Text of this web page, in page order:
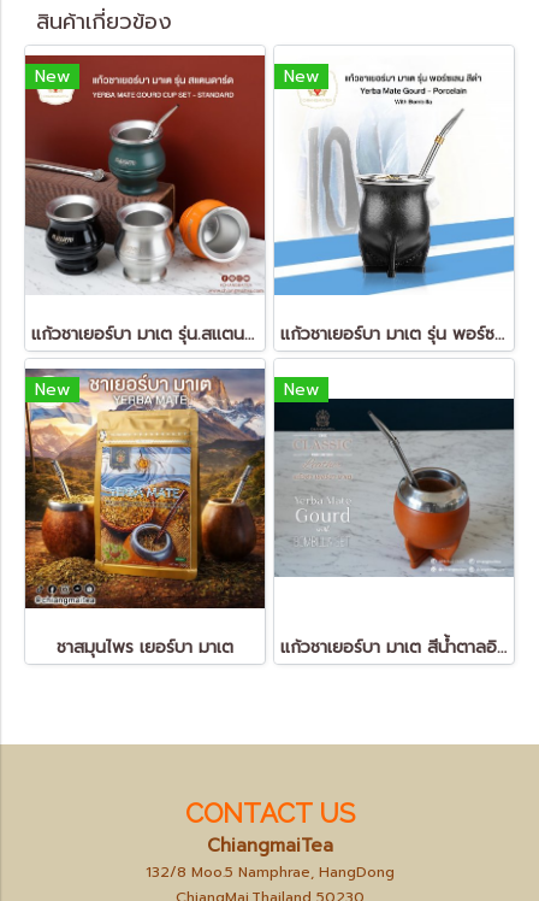
สินค้าเกี่ยวข้อง
New
แก้วชาเยอร์บา มาเต รุ่น.สแตนดาร์ด
New
แก้วชาเยอร์บา มาเต รุ่น พอร์ซเลน สีดำ Yerba Mate Gourd - Porcelain
New
ชาสมุนไพร เยอร์บา มาเต
New
แก้วชาเยอร์บา มาเต สีน้ำตาลอิฐ (Yerba Mate Gourd)
CONTACT US
ChiangmaiTea
132/8 Moo.5 Namphrae, HangDong